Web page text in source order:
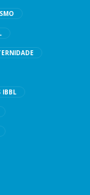
IBBL